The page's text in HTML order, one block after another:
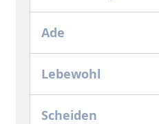
Ade
Lebewohl
Scheiden